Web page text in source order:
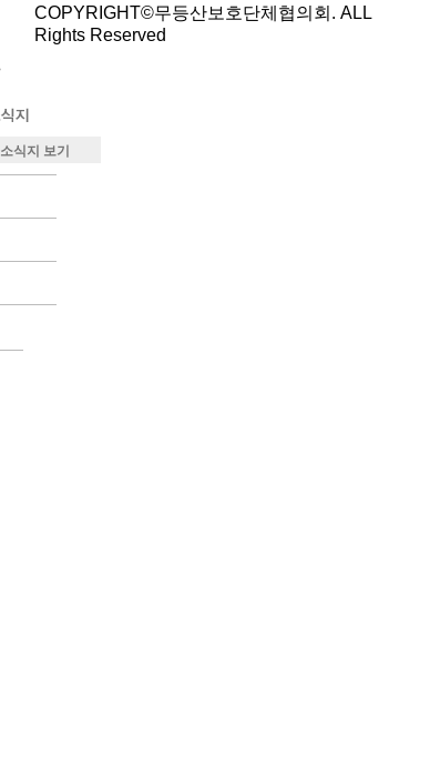
소식지 보기
COPYRIGHT©무등산보호단체협의회. ALL
Rights Reserved